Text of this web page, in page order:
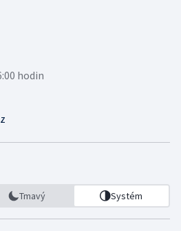
hodin
Tmavý Systém